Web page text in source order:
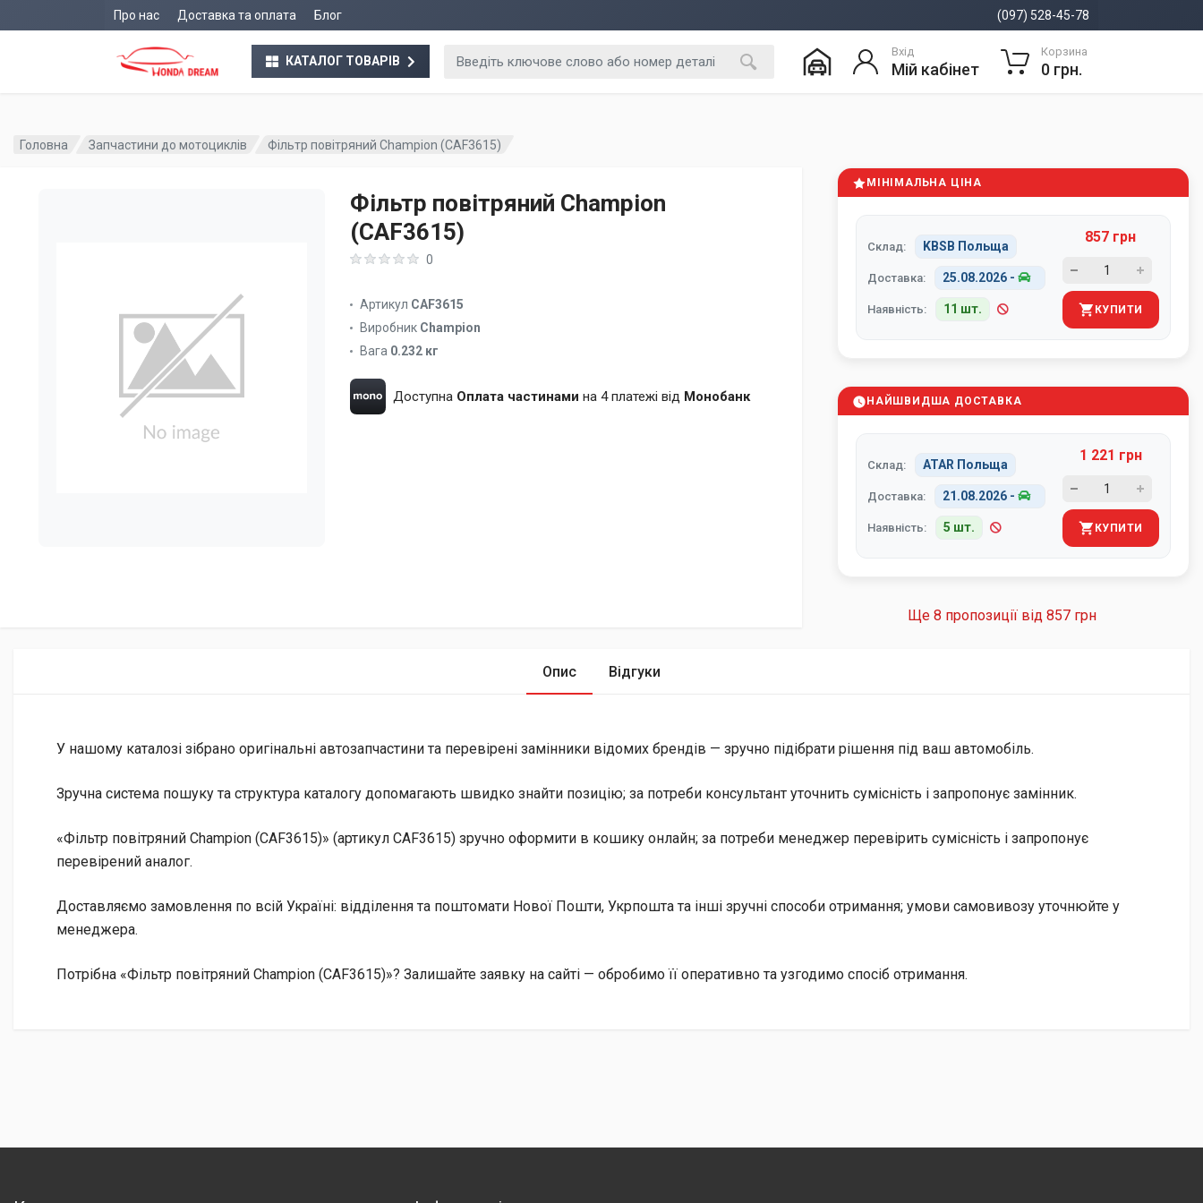
Про нас Доставка та оплата Блог (097) 528-45-78
КАТАЛОГ ТОВАРІВ
Вхід
Мій кабінет
Корзина
0 грн.
Головна Запчастини до мотоциклів Фільтр повітряний Champion (CAF3615)
Фільтр повітряний Champion
(CAF3615)
0
Артикул CAF3615
Виробник Champion
Вага 0.232 кг
Доступна Оплата частинами на 4 платежі від Монобанк
МІНІМАЛЬНА ЦІНА
Склад: KBSB Польща
Доставка: 25.08.2026 -
Наявність: 11 шт.
857 грн
КУПИТИ
НАЙШВИДША ДОСТАВКА
Склад: ATAR Польща
Доставка: 21.08.2026 -
Наявність: 5 шт.
1 221 грн
КУПИТИ
Ще 8 пропозиції від857 грн
Опис Відгуки
У нашому каталозі зібрано оригінальні автозапчастини та перевірені замінники відомих брендів — зручно підібрати рішення під ваш автомобіль.
Зручна система пошуку та структура каталогу допомагають швидко знайти позицію; за потреби консультант уточнить сумісність і запропонує замінник.
«Фільтр повітряний Champion (CAF3615)» (артикул CAF3615) зручно оформити в кошику онлайн; за потреби менеджер перевірить сумісність і запропонує
перевірений аналог.
Доставляємо замовлення по всій Україні: відділення та поштомати Нової Пошти, Укрпошта та інші зручні способи отримання; умови самовивозу уточнюйте у
менеджера.
Потрібна «Фільтр повітряний Champion (CAF3615)»? Залишайте заявку на сайті — обробимо її оперативно та узгодимо спосіб отримання.